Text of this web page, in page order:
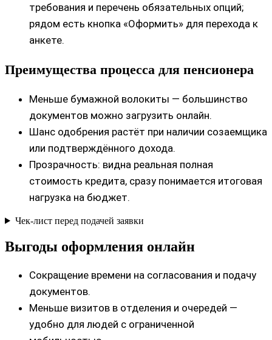
требования и перечень обязательных опций;
рядом есть кнопка «Оформить» для перехода к
анкете.
Преимущества процесса для пенсионера
Меньше бумажной волокиты — большинство
документов можно загрузить онлайн.
Шанс одобрения растёт при наличии созаемщика
или подтверждённого дохода.
Прозрачность: видна реальная полная
стоимость кредита, сразу понимается итоговая
нагрузка на бюджет.
Чек-лист перед подачей заявки
Выгоды оформления онлайн
Сокращение времени на согласования и подачу
документов.
Меньше визитов в отделения и очередей —
удобно для людей с ограниченной